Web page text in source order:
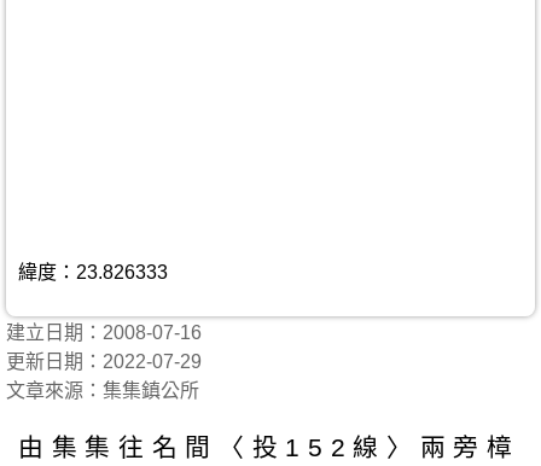
緯度：23.826333
建立日期：2008-07-16
更新日期：2022-07-29
文章來源：集集鎮公所
由集集往名間〈投152線〉兩旁樟